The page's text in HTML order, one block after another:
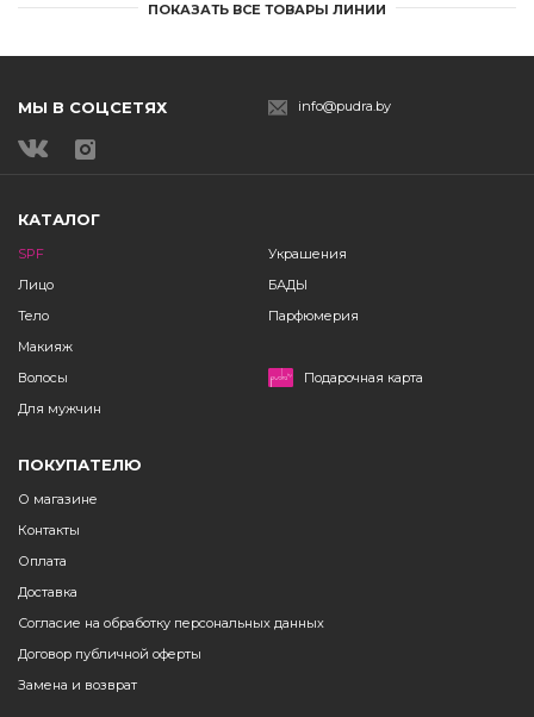
ПОКАЗАТЬ ВСЕ ТОВАРЫ ЛИНИИ
МЫ В СОЦСЕТЯХ info@pudra.by
КАТАЛОГ
SPF
Лицо
Тело
Макияж
Волосы
Для мужчин
Украшения
БАДЫ
Парфюмерия
Подарочная карта
ПОКУПАТЕЛЮ
О магазине
Контакты
Оплата
Доставка
Согласие на обработку персональных данных
Договор публичной оферты
Замена и возврат